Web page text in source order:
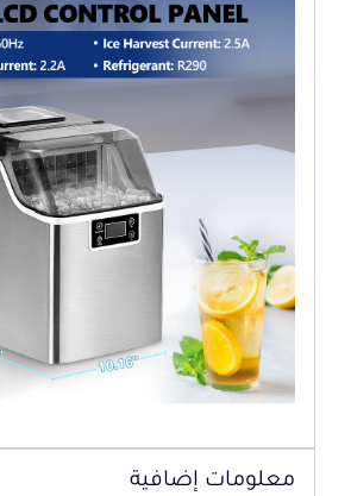
معلومات إضافية